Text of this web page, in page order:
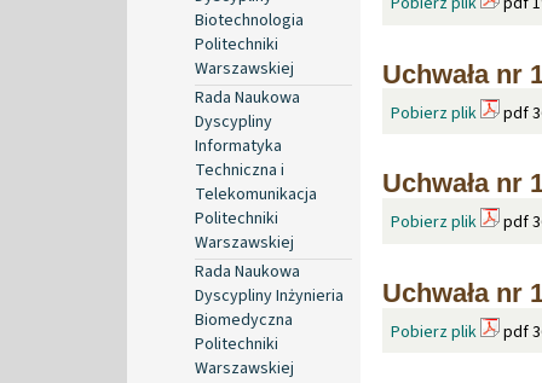
Biotechnologia
Politechniki
Warszawskiej
Rada Naukowa
Dyscypliny
Informatyka
Techniczna i
Telekomunikacja
Politechniki
Warszawskiej
Rada Naukowa
Dyscypliny Inżynieria
Biomedyczna
Politechniki
Warszawskiej
Uchwała nr
Pobierz plik pdf
Uchwała nr
Pobierz plik pdf
Uchwała nr
Pobierz plik pdf